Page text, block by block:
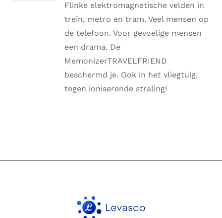
Flinke elektromagnetische velden in
trein, metro en tram. Veel mensen op
de telefoon. Voor gevoelige mensen
een drama. De
MemonizerTRAVELFRIEND
beschermd je. Ook in het vliegtuig,
tegen ioniserende straling!